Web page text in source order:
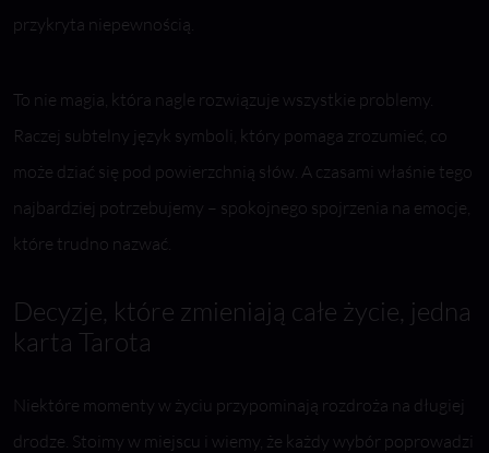
przykryta niepewnością.
To nie magia, która nagle rozwiązuje wszystkie problemy.
Raczej subtelny język symboli, który pomaga zrozumieć, co
może dziać się pod powierzchnią słów. A czasami właśnie tego
najbardziej potrzebujemy – spokojnego spojrzenia na emocje,
które trudno nazwać.
Decyzje, które zmieniają całe życie, jedna
karta Tarota
Niektóre momenty w życiu przypominają rozdroża na długiej
drodze. Stoimy w miejscu i wiemy, że każdy wybór poprowadzi